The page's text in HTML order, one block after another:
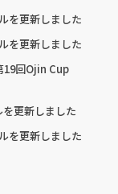
を更新しました
を更新しました
19回Ojin Cup
を更新しました
を更新しました